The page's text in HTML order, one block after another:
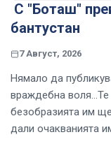
С "Боташ"
бантустан
7 Август, 2026
Нямало да
враждебна
безобразията им
дали очакванията